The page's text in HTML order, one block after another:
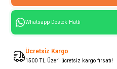
Whatsapp Destek Hattı
Ücretsiz Kargo
1500 TL Üzeri ücretsiz kargo fırsatı!